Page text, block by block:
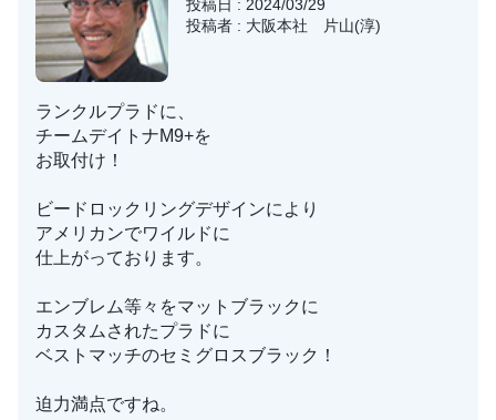
投稿日 : 2024/03/29
投稿者 : 大阪本社 片山(淳)
ランクルプラドに、
チームデイトナM9+を
お取付け！
ビードロックリングデザインにより
アメリカンでワイルドに
仕上がっております。
エンブレム等々をマットブラックに
カスタムされたプラドに
ベストマッチのセミグロスブラック！
迫力満点ですね。